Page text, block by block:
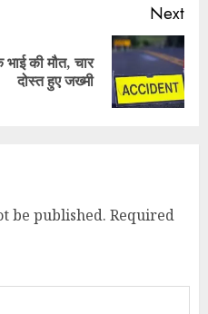
Next
की मौत, चार
दोस्त हुए जख्मी
be published. Required